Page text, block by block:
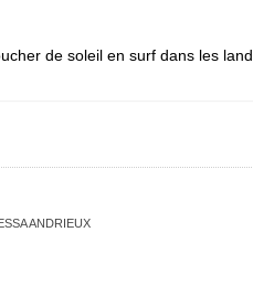
de soleil en surf dans les
ANDRIEUX